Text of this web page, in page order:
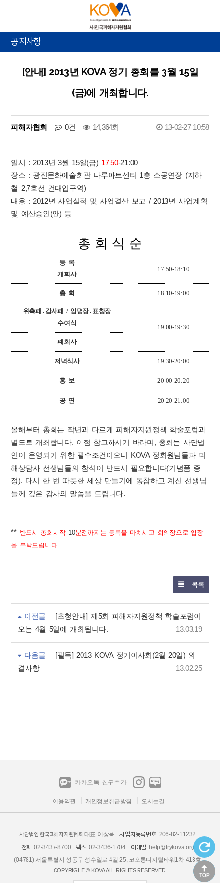
공지사항
[안내] 2013년 KOVA 정기 총회를 3월 15일
(금)에 개최합니다.
피해자협회 0건 14,364회 13-02-27 10:58
일시 : 2013년 3월 15일(금) 17:50-21:00
장소 : 광진문화예술회관 나루아트센터 1층 소공연장 (지하
철 2,7호선 건대입구역)
내용 : 2012년 사업실적 및 사업결산 보고 / 2013년 사업계획
및 예산승인(안) 등
총 회 식 순
등 록
개회사
17:50-18:10
총 회 18:10-19:00
위촉패 ․ 감사패 / 임명장․ 표창장
수여식
19:00-19:30
폐회사
저녁식사 19:30-20:00
홍 보 20:00-20:20
공 연 20:20-21:00
올해부터 총회는 작년과 다르게 피해자지원정책 학술포럼과
별도로 개최합니다. 이점 참고하시기 바라며, 총회는 사단법
인이 운영되기 위한 필수조건이오니 KOVA 정회원님들과 피
해상담사 선생님들의 참석이 반드시 필요합니다(기념품 증
정). 다시 한 번 따뜻한 세상 만들기에 동참하고 계신 선생님
들께 깊은 감사의 말씀을 드립니다.
** 반드시 총회시작10분전까지는 등록을 마치시고 회의장으로 입장
을 부탁드립니다.
목록
이전글
[초청안내] 제5회 피해자지원정책 학술포럼이
오는 4월 5일에 개최됩니다.
13.03.19
다음글
[필독] 2013 KOVA 정기이사회(2월 20일) 의
결사항
13.02.25
카카오톡 친구추가
이용약관 개인정보취급방침 오시는길
사단법인 한국피해자지원협회 대표 이상욱 사업자등록번호 206-82-11232
전화 02-3437-8700 팩스 02-3436-1704 이메일
help@trykova.org
(04781) 서울특별시 성동구 성수일로 4길 25, 코오롱디지털타워1차 413호
COPYRIGHT © KOVA ALL RIGHTS RESERVED.